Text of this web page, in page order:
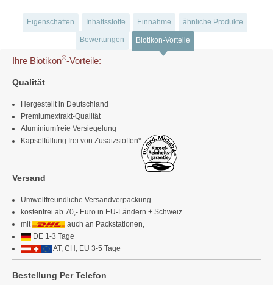
Eigenschaften Inhaltsstoffe Einnahme ähnliche Produkte
Bewertungen Biotikon-Vorteile
Ihre Biotikon®-Vorteile:
Qualität
Hergestellt in Deutschland
Premiumextrakt-Qualität
Aluminiumfreie Versiegelung
Kapselfüllung frei von Zusatzstoffen*
Versand
Umweltfreundliche Versandverpackung
kostenfrei ab 70,- Euro in EU-Ländern + Schweiz
mit
auch an Packstationen,
DE 1-3 Tage
AT, CH, EU 3-5 Tage
Bestellung Per Telefon